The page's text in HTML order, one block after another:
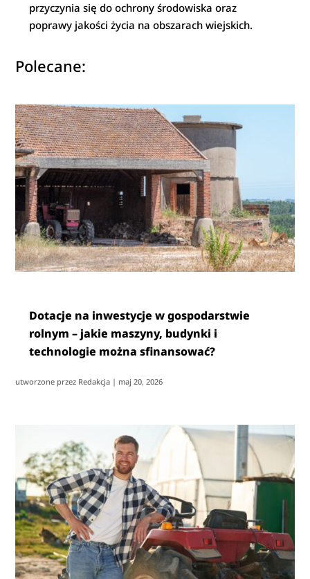
przyczynia się do ochrony środowiska oraz
poprawy jakości życia na obszarach wiejskich.
Polecane:
Dotacje na inwestycje w gospodarstwie
rolnym – jakie maszyny, budynki i
technologie można sfinansować?
utworzone przez Redakcja | maj 20, 2026